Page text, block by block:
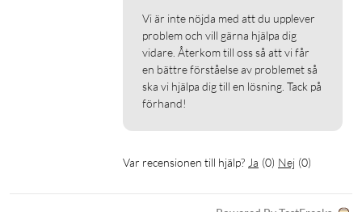
Vi är inte nöjda med att du upplever
problem och vill gärna hjälpa dig
vidare. Återkom till oss så att vi får
en bättre förståelse av problemet så
ska vi hjälpa dig till en lösning. Tack på
förhand!
Var recensionen till hjälp? Ja (0) Nej (0)